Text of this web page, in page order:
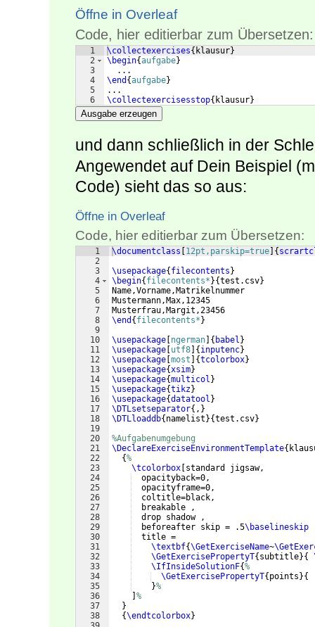
Öffne in Overleaf
Code, hier editierbar zum Übersetzen:
1
2
3
4
5
6
\collectexercises{ klausur}
\begin{aufgabe}
  ...
\end {aufgabe}
...
\collectexercisesstop{ klausur}
Ausgabe erzeugen
und dann schließlich in der
Angewendet auf Dein Beispiel
Code) sieht das so aus:
Öffne in Overleaf
Code, hier editierbar zum Übersetzen:
1
2
3
4
5
6
7
8
9
10
11
12
13
14
15
16
17
18
19
20
21
22
23
24
25
26
27
28
29
30
31
32
33
34
35
36
37
38
\documentclass 12pt,parskip=true {
\usepackage{ filecontents }
\begin{ filecontents* }{test.csv}
Name,Vorname,Matrikelnummer
Mustermann,Max,12345
Musterfrau,Margit,23456
\end { filecontents* }
\usepackage ngerman { babel }
\usepackage utf8 { inputenc}
\usepackage most {tcolorbox}
\usepackage{xsim}
\usepackage{multicol }
\usepackage{tikz}
\usepackage{datatool }
\DTLsetseparator{ , }
\DTLloaddb{ namelist }{test.csv}
%Aufgabenumgebung
\DeclareExerciseEnvironmentTemplate{
{%
\tcolorbox standard jigsaw,
  opacityback=0,
  opacityframe=0,
  coltitle=black,
  breakable ,
  drop shadow ,
  beforeafter skip = .5
\baselineskip
  title =
\textbf{\GetExerciseName~
\GetExercisePropertyT{ subtitle}{
\IfInsideSolutionF{%
\GetExercisePropertyT{ points }{
}%
%
}
{\endtcolorbox}